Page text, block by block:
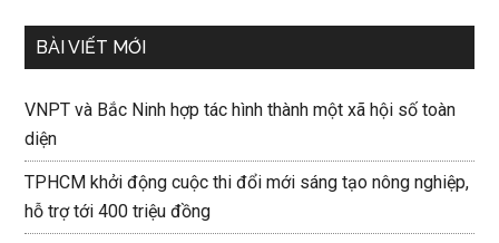
BÀI VIẾT MỚI
VNPT và Bắc Ninh hợp tác hình thành một xã hội số toàn
diện
TPHCM khởi động cuộc thi đổi mới sáng tạo nông nghiệp,
hỗ trợ tới 400 triệu đồng